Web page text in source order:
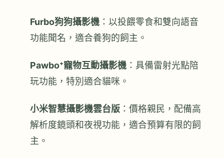
Furbo狗狗攝影機：以投餵零食和雙向語音
功能聞名，適合養狗的飼主。
Pawbo⁺寵物互動攝影機：具備雷射光點陪
玩功能，特別適合貓咪。
小米智慧攝影機雲台版：價格親民，配備高
解析度鏡頭和夜視功能，適合預算有限的飼
主。